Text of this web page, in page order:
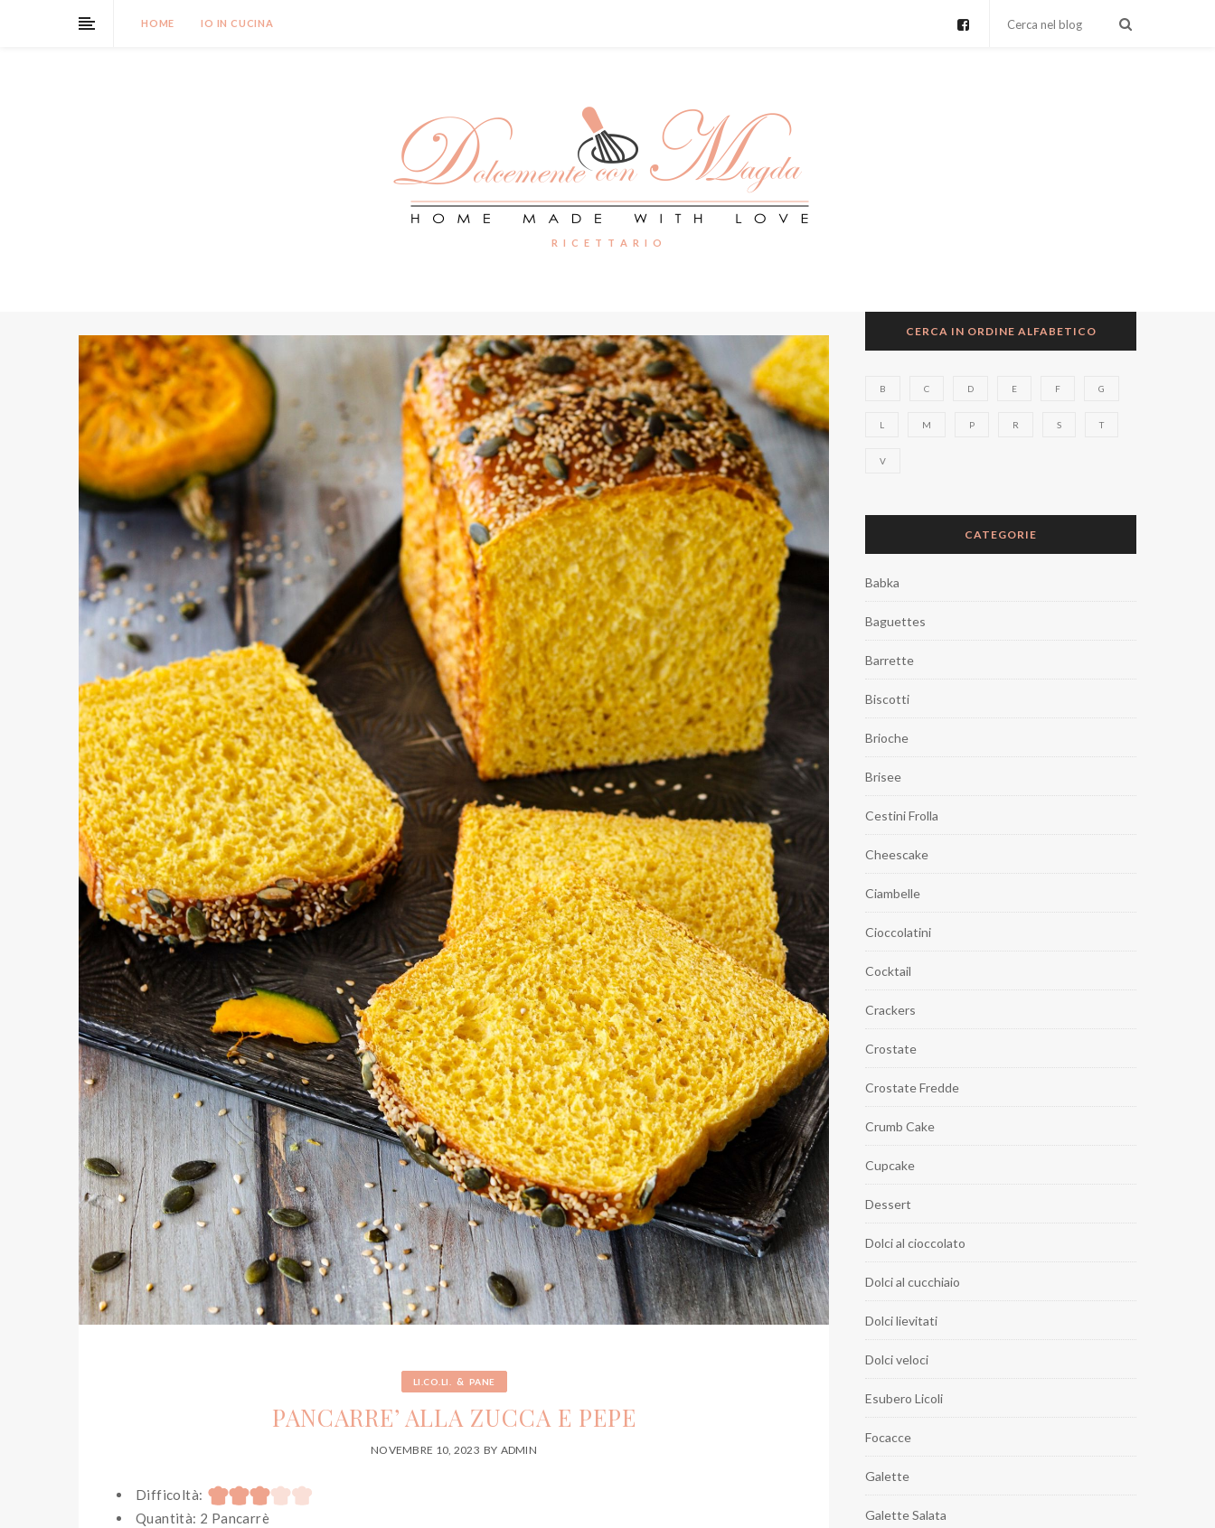
HOME IO IN CUCINA
R I C E T T A R I O
LI.CO.LI. & PANE
PANCARRE’ ALLA ZUCCA E PEPE
NOVEMBRE 10, 2023 BY ADMIN
Difficoltà:
Quantità: 2 Pancarrè
CERCA IN ORDINE ALFABETICO
B C D E F G
L M P R S T
V
CATEGORIE
Babka
Baguettes
Barrette
Biscotti
Brioche
Brisee
Cestini Frolla
Cheescake
Ciambelle
Cioccolatini
Cocktail
Crackers
Crostate
Crostate Fredde
Crumb Cake
Cupcake
Dessert
Dolci al cioccolato
Dolci al cucchiaio
Dolci lievitati
Dolci veloci
Esubero Licoli
Focacce
Galette
Galette Salata